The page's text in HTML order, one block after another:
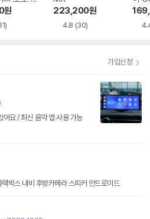
치 모니
원
223,200원
4.8 (30)
가입신청
어요 / 최신 음악 앱 사용 가능
박스 내비 후방카메라 스피커 안드로이드